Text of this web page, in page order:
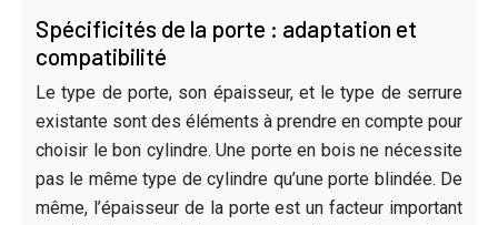
Spécificités de la porte : adaptation et
compatibilité
Le type de porte, son épaisseur, et le type de serrure
existante sont des éléments à prendre en compte pour
choisir le bon cylindre. Une porte en bois ne nécessite
pas le même type de cylindre qu’une porte blindée. De
même, l’épaisseur de la porte est un facteur important